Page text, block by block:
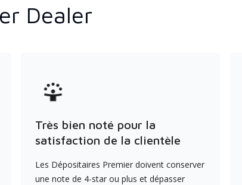
Dealer
Très bien noté pour la
satisfaction de la clientèle
Les Dépositaires Premier doivent conserver
une note de 4-star ou plus et dépasser